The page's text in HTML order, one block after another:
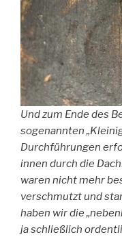
Und zum Ende des
sogenannten
Durchführungen
innen durch die
waren nicht mehr
verschmutzt und
haben wir die
ja schließlich